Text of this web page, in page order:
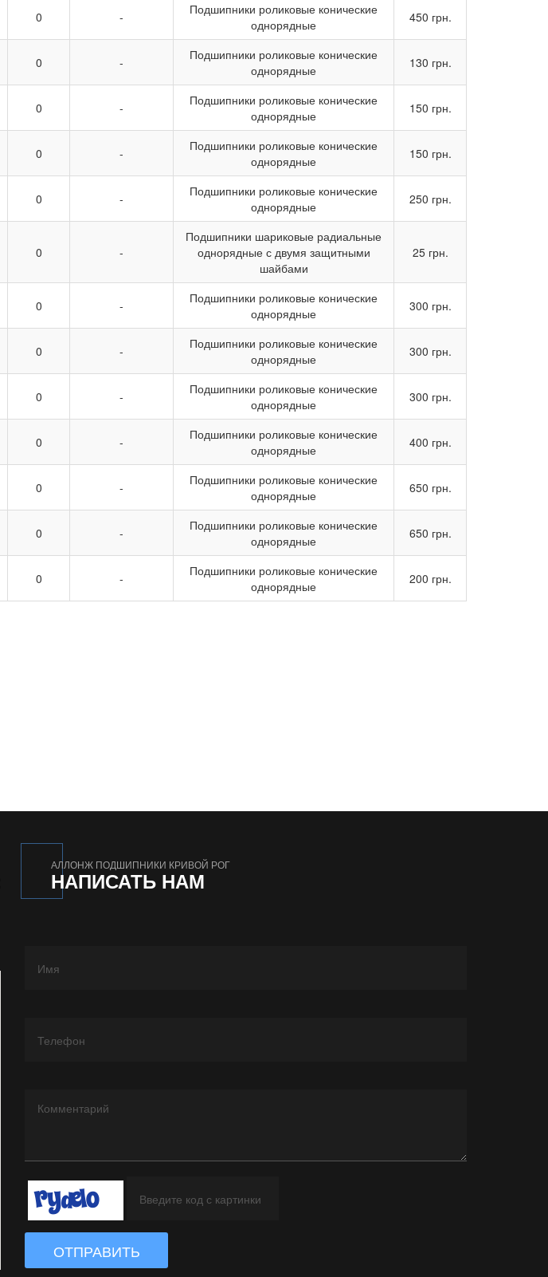
0 -
Подшипники роликовые конические
однорядные
450 грн.
0 -
Подшипники роликовые конические
однорядные
130 грн.
0 -
Подшипники роликовые конические
однорядные
150 грн.
0 -
Подшипники роликовые конические
однорядные
150 грн.
0 -
Подшипники роликовые конические
однорядные
250 грн.
0 -
Подшипники шариковые радиальные
однорядные с двумя защитными
шайбами
25 грн.
0 -
Подшипники роликовые конические
однорядные
300 грн.
0 -
Подшипники роликовые конические
однорядные
300 грн.
0 -
Подшипники роликовые конические
однорядные
300 грн.
0 -
Подшипники роликовые конические
однорядные
400 грн.
0 -
Подшипники роликовые конические
однорядные
650 грн.
0 -
Подшипники роликовые конические
однорядные
650 грн.
0 -
Подшипники роликовые конические
однорядные
200 грн.
АЛЛОНЖ ПОДШИПНИКИ КРИВОЙ РОГ
НАПИСАТЬ НАМ
ОТПРАВИТЬ